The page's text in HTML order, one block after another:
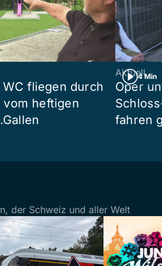
fliegen durch
heftigen
4 Min
Aktuell
Oper
fahren
der Schweiz und aller Welt